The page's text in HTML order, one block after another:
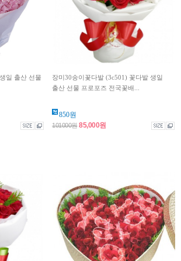
일 출산 선물
장미30송이꽃다발 (3c501) 꽃다발 생일
출산 선물 프로포즈 전국꽃배...
850원
101000원85,000원